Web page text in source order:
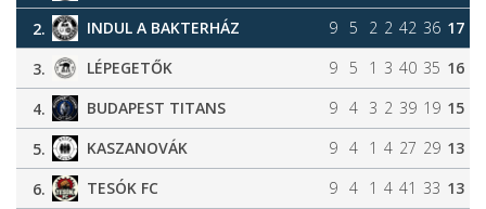
2.
INDUL A BAKTERHÁZ 9 5 2 2 42 36 17
3.
LÉPEGETŐK 9 5 1 3 40 35 16
4.
BUDAPEST TITANS 9 4 3 2 39 19 15
5.
KASZANOVÁK 9 4 1 4 27 29 13
6.
TESÓK FC 9 4 1 4 41 33 13